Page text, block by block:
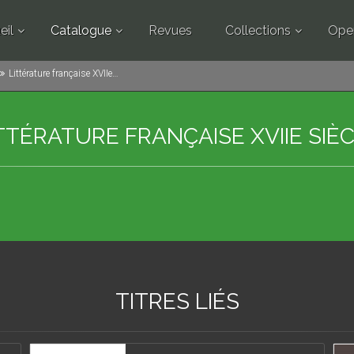
Catalogue Revues Collections
Littérature française XVIIe siècle
FRANÇAISE XVIIE
TITRES LIÉS